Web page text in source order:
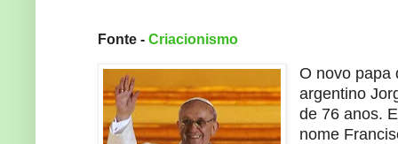
Fonte - Criacionismo
O novo papa
argentino
de 76 anos.
nome